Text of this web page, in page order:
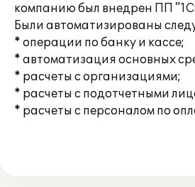
компанию был внедрен ПП
Были автоматизированы
* операции по банку и кассе;
* автоматизация основных
* расчеты с организациями;
* расчеты с подотчетными
* расчеты с персоналом по